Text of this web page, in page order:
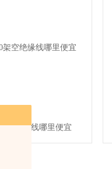
空绝缘线哪里便宜